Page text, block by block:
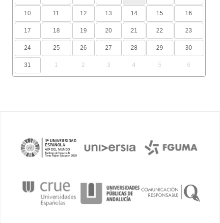
10 11 12 13 14 15 16
17 18 19 20 21 22 23
24 25 26 27 28 29 30
31 1 2 3 4 5 6